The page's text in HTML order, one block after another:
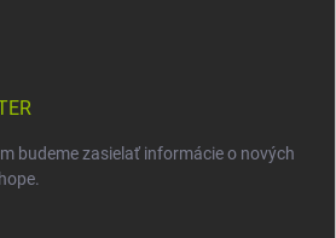
budeme zasielať informácie o nových